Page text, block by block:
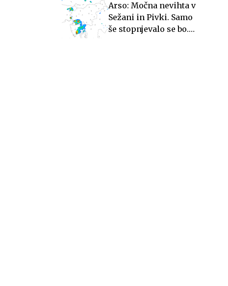
Arso: Močna nevihta v
Sežani in Pivki. Samo
še stopnjevalo se bo.